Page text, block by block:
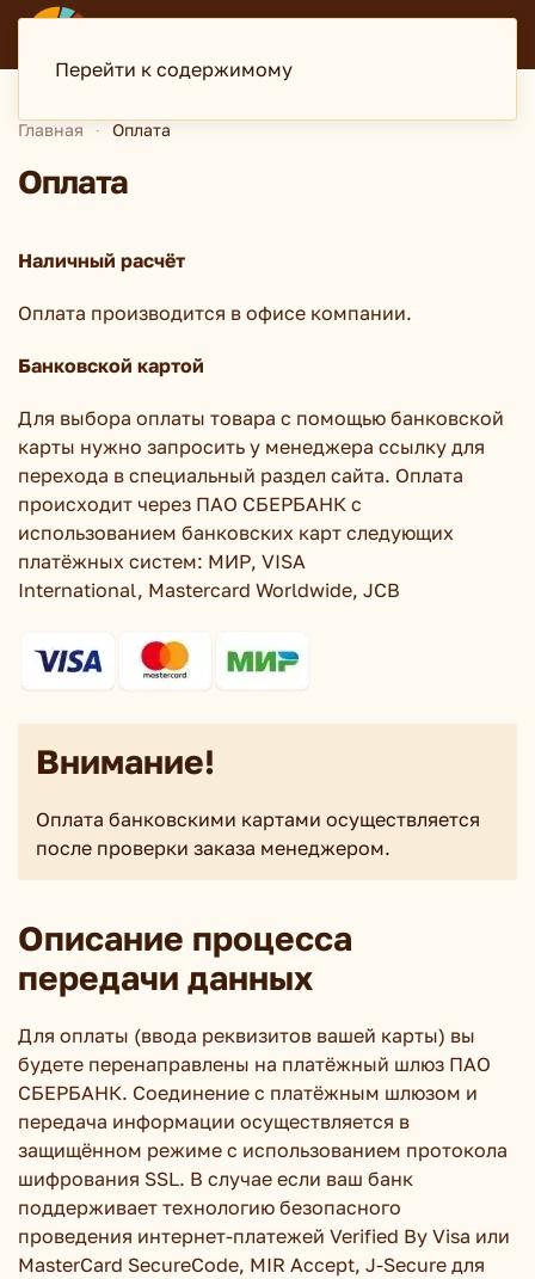
Перейти к содержимому
ДИСКАВЕРИ
Главная Оплата
Оплата
Наличный расчёт
Оплата производится в офисе компании.
Банковской картой
Для выбора оплаты товара с помощью банковской
карты нужно запросить у менеджера ссылку для
перехода в специальный раздел сайта. Оплата
происходит через ПАО СБЕРБАНК с
использованием банковских карт следующих
платёжных систем: МИР, VISA
International, Mastercard Worldwide, JCB
Внимание!
Оплата банковскими картами осуществляется
после проверки заказа менеджером.
Описание процесса
передачи данных
Для оплаты (ввода реквизитов вашей карты) вы
будете перенаправлены на платёжный шлюз ПАО
СБЕРБАНК. Соединение с платёжным шлюзом и
передача информации осуществляется в
защищённом режиме с использованием протокола
шифрования SSL. В случае если ваш банк
поддерживает технологию безопасного
проведения интернет-платежей Verified By Visa или
MasterCard SecureCode, MIR Accept, J-Secure для